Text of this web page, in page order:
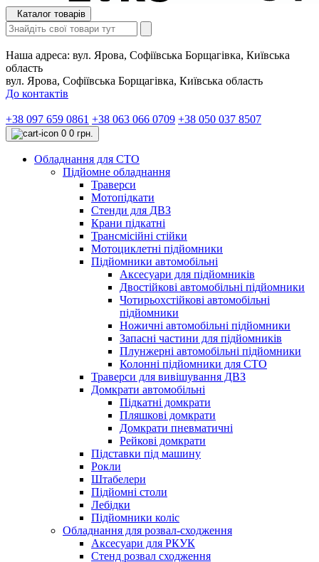
Каталог товарів
Наша адреса: вул. Ярова, Софіївська Борщагівка, Київська
область
вул. Ярова, Софіївська Борщагівка, Київська область
До контактів
+38 097 659 0861 +38 063 066 0709 +38 050 037 8507
0 0 грн.
Обладнання для СТО
Підйомне обладнання
Траверси
Мотопідкати
Стенди для ДВЗ
Крани підкатні
Трансмісійні стійки
Мотоциклетні підйомники
Підйомники автомобільні
Аксесуари для підйомників
Двостійкові автомобільні підйомники
Чотирьохстійкові автомобільні
підйомники
Ножичні автомобільні підйомники
Запасні частини для підйомників
Плунжерні автомобільні підйомники
Колонні підйомники для СТО
Траверси для вивішування ДВЗ
Домкрати автомобільні
Підкатні домкрати
Пляшкові домкрати
Домкрати пневматичні
Рейкові домкрати
Підставки під машину
Рокли
Штабелери
Підйомні столи
Лебідки
Підйомники коліс
Обладнання для розвал-сходження
Аксесуари для РКУК
Стенд розвал сходження